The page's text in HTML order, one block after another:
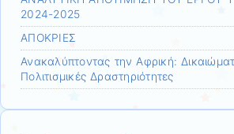
2024-2025
ΑΠΟΚΡΙΕΣ
Ανακαλύπτοντας την Αφρική:
Πολιτισμικές Δραστηριότητες